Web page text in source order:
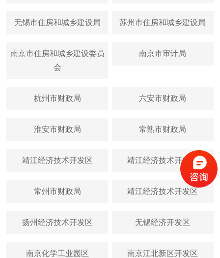
无锡市住房和城乡建设局 苏州市住房和城乡建设局
南京市住房和城乡建设委员
会
南京市审计局
杭州市财政局 六安市财政局
淮安市财政局 常熟市财政局
靖江经济技术开发区 靖江经济技术开发区
常州市财政局 靖江经济技术开发区
扬州经济技术开发区 无锡经济开发区
南京化学工业园区 南京江北新区开发区